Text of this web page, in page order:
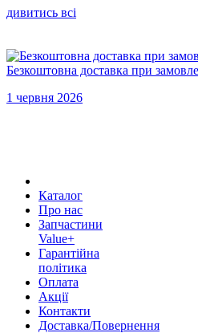
дивитись всi
Безкоштовна доставка при
1 червня 2026
Каталог
Про нас
Запчастини
Value+
Гарантійна
політика
Оплата
Акції
Контакти
Доставка/Повернення